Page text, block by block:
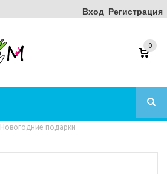
Вход Регистрация
0
Новогодние подарки